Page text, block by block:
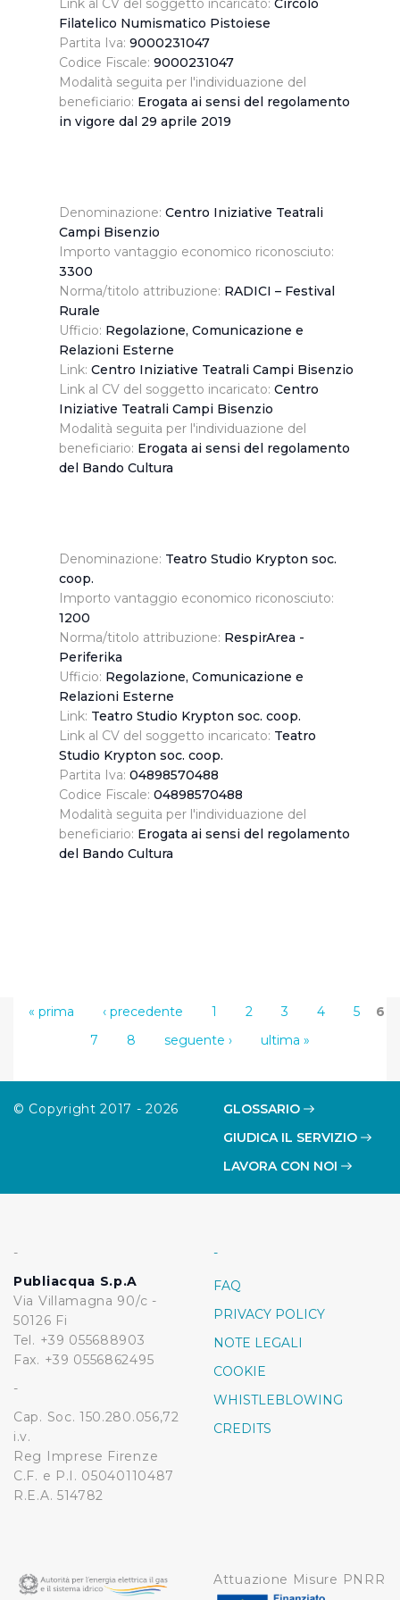
informazioni ricevute con altre informazioni che l’Utente
ha fornito loro o che hanno raccolto dal suo utilizzo dei
loro servizi.
Cliccando su "Accetta tutti", l'Utente accetta di
memorizzare tutti i cookie sul dispositivo per le finalità
direttamente le proprie preferenze selezionando i
singoli cookie desiderati e le terze parti destinatarie
della condivisione di informazioni sopra indicata.
Cliccando su "Rifiuta" o sulla "X" posizionata in alto a
destra in questo banner l’Utente rifiuta tutti i cookie con
la sola eccezione dei cookie tecnici. La chiusura del
presente banner comporta il permanere delle
impostazioni di default e dunque la continuazione della
navigazione in assenza di cookie o altri sistemi di
tracciamento ad esclusione di quelli tecnici
indispensabili per una corretta visualizzazione della
pagina.
Filatelico Numismatico Pistoiese
Partita Iva: 9000231047
Codice Fiscale: 9000231047
Modalità seguita per l'individuazione del
beneficiario: Erogata ai sensi del regolamento
in vigore dal 29 aprile 2019
Denominazione: Centro Iniziative Teatrali
Campi Bisenzio
Importo vantaggio economico riconosciuto:
3300
Norma/titolo attribuzione: RADICI – Festival
Rurale
Ufficio: Regolazione, Comunicazione e
Relazioni Esterne
Link: Centro Iniziative Teatrali Campi Bisenzio
Link al CV del soggetto incaricato: Centro
Iniziative Teatrali Campi Bisenzio
Modalità seguita per l'individuazione del
beneficiario: Erogata ai sensi del regolamento
del Bando Cultura
Denominazione: Teatro Studio Krypton soc.
coop.
Importo vantaggio economico riconosciuto:
1200
Norma/titolo attribuzione: RespirArea -
Periferika
Ufficio: Regolazione, Comunicazione e
Relazioni Esterne
Link: Teatro Studio Krypton soc. coop.
Link al CV del soggetto incaricato: Teatro
Studio Krypton soc. coop.
Partita Iva: 04898570488
Codice Fiscale: 04898570488
Modalità seguita per l'individuazione del
beneficiario: Erogata ai sensi del regolamento
del Bando Cultura
« prima ‹ precedente 1 2 3 4 5
6
7
8 seguente › ultima »
© Copyright 2017 - 2026
GLOSSARIO
GIUDICA IL SERVIZIO
LAVORA CON NOI
-
Publiacqua S.p.A
Via Villamagna 90/c -
50126 Fi
Tel. +39 055688903
Fax. +39 0556862495
-
Cap. Soc. 150.280.056,72
i.v.
Reg Imprese Firenze
C.F. e P.I. 05040110487
R.E.A. 514782
-
FAQ
PRIVACY POLICY
NOTE LEGALI
COOKIE
WHISTLEBLOWING
CREDITS
Attuazione Misure PNRR